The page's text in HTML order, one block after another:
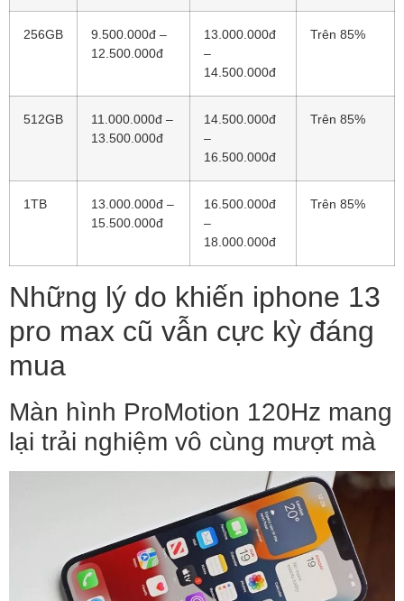
256GB
9.500.000đ –
12.500.000đ
13.000.000đ
–
14.500.000đ
Trên 85%
512GB
11.000.000đ –
13.500.000đ
14.500.000đ
–
16.500.000đ
Trên 85%
1TB
13.000.000đ –
15.500.000đ
16.500.000đ
–
18.000.000đ
Trên 85%
Những lý do khiến iphone 13
pro max cũ vẫn cực kỳ đáng
mua
Màn hình ProMotion 120Hz mang
lại trải nghiệm vô cùng mượt mà